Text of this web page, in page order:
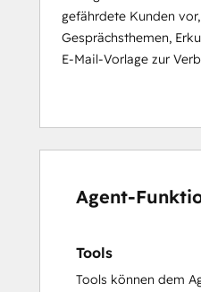
gefährdete Kunden
Gesprächsthemen,
E-Mail-Vorlage zur
Agent-
Tools
Tools können dem